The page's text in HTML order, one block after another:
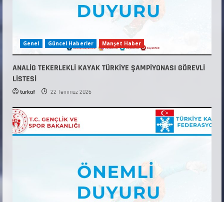
Genel Güncel Haberler Manşet Haber
ANALİG TEKERLEKLİ KAYAK TÜRKİYE ŞAMPİYONASI GÖREVLİ
LİSTESİ
turkaf 22 Temmuz 2026